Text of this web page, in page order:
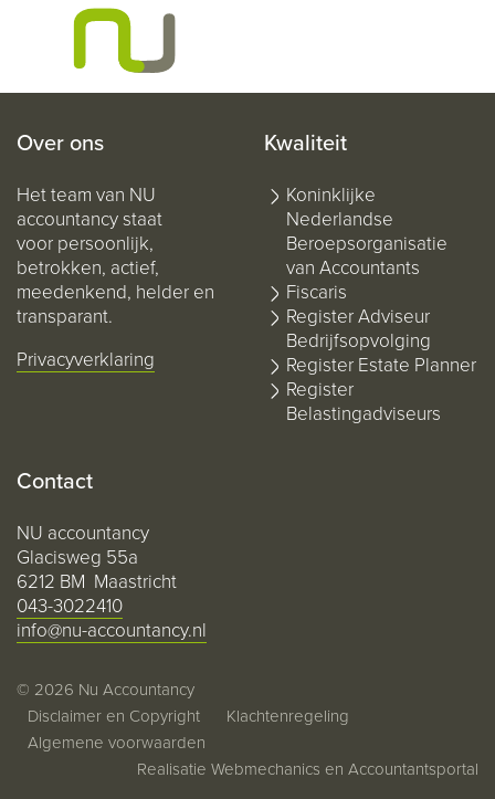
Over ons
Het team van NU
accountancy staat
voor persoonlijk,
betrokken, actief,
meedenkend, helder en
transparant.
Privacyverklaring
Kwaliteit
Koninklijke
Nederlandse
Beroepsorganisatie
van Accountants
Fiscaris
Register Adviseur
Bedrijfsopvolging
Register Estate Planner
Register
Belastingadviseurs
Contact
NU accountancy
Glacisweg 55a
6212 BM Maastricht
043-3022410
info@nu-accountancy.nl
© 2026 Nu Accountancy
Disclaimer en Copyright
Klachtenregeling
Algemene voorwaarden
Realisatie Webmechanics en Accountantsportal